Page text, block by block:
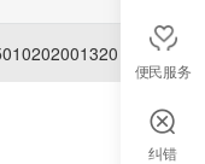
便民服务
纠错